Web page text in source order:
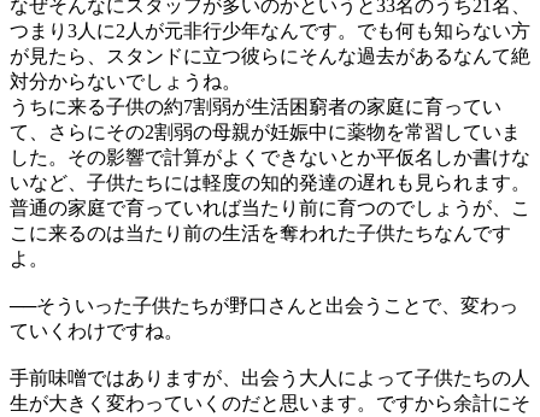
なぜそんなにスタッフが多いのかというと33名のうち21名、
つまり3人に2人が元非行少年なんです。でも何も知らない方
が見たら、スタンドに立つ彼らにそんな過去があるなんて絶
対分からないでしょうね。
うちに来る子供の約7割弱が生活困窮者の家庭に育ってい
て、さらにその2割弱の母親が妊娠中に薬物を常習していま
した。その影響で計算がよくできないとか平仮名しか書けな
いなど、子供たちには軽度の知的発達の遅れも見られます。
普通の家庭で育っていれば当たり前に育つのでしょうが、こ
こに来るのは当たり前の生活を奪われた子供たちなんです
よ。
──そういった子供たちが野口さんと出会うことで、変わっ
ていくわけですね。
手前味噌ではありますが、出会う大人によって子供たちの人
生が大きく変わっていくのだと思います。ですから余計にそ